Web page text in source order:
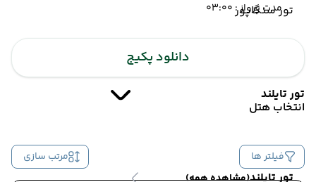
تور سنگاپور
تور تایلند
تور تایلند(مشاهده همه)
مدت پرواز : 03:00
دانلود پکیج
انتخاب هتل
فیلتر ها مرتب سازی